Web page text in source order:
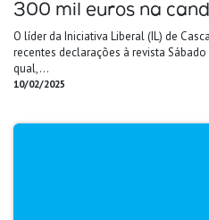
300 mil euros na
O líder da Iniciativa Liberal (IL) de
recentes declarações à revista
qual,…
10/02/2025